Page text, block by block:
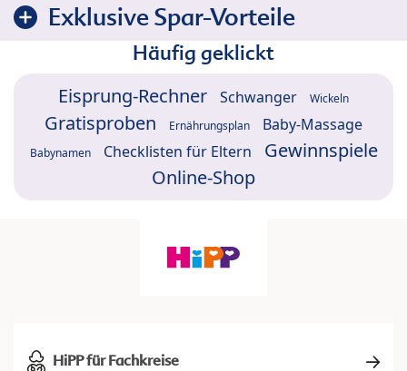
Exklusive Spar-Vorteile
Häufig geklickt
Eisprung-Rechner Schwanger Wickeln
Gratisproben Ernährungsplan Baby-Massage
Babynamen Checklisten für Eltern
Gewinnspiele
Online-Shop
HiPP für Fachkreise